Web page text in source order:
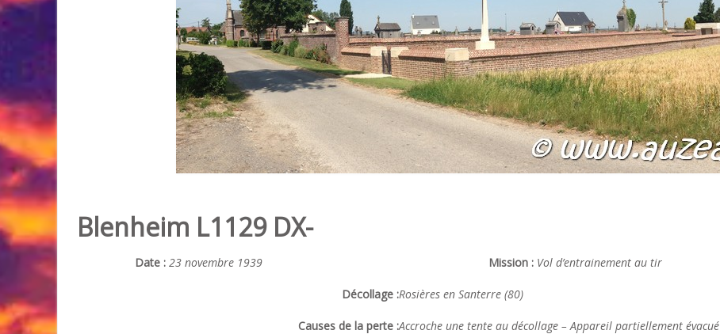
Blenheim L1129 DX-
Date : 23 novembre 1939 Mission : Vol d’entrainement au tir
Décollage :Rosières en Santerre (80)
Causes de la perte :Accroche une tente au décollage – Appareil partiellement évacué